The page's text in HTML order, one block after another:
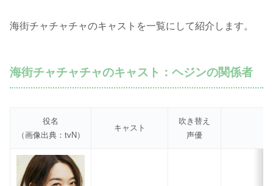
海街チャチャチャのキャストを一覧にして紹介します。
海街チャチャチャのキャスト：ヘジンの関係者
役名
（画像出典：tvN）
キャスト
吹き替え
声優